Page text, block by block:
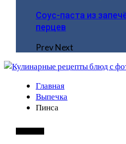
Соус-паста из
перцев
PrevNext
Главная
Выпечка
Пинса